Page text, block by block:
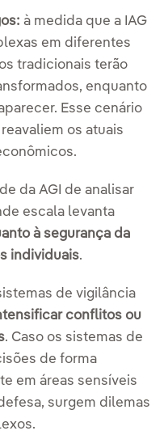
à medida que a IAG
em diferentes
tradicionais terão
enquanto
Esse cenário
os atuais
da AGI de analisar
escala levanta
à segurança da
individuais.
de vigilância
conflitos ou
. Caso os sistemas de
de forma
em áreas sensíveis
surgem dilemas